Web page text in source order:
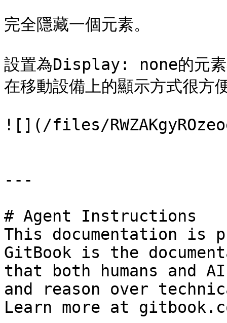
完全隱藏一個元素。
設置為Display: none的元素
在移動設備上的顯示方式很方
![](/files/
---
# Agent Instructions
This documentation is
GitBook is the
that both humans and
and reason over
Learn more at